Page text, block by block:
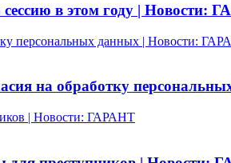
в этом году | Новости:
персональных данных | Новости:
на обработку
| Новости: ГАРАНТ